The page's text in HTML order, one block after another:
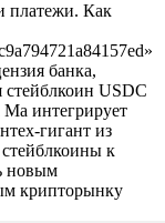
платежи. Как
банка,
стейблкоин USDС
интегрирует
гигант из
к
новым
крипторынку